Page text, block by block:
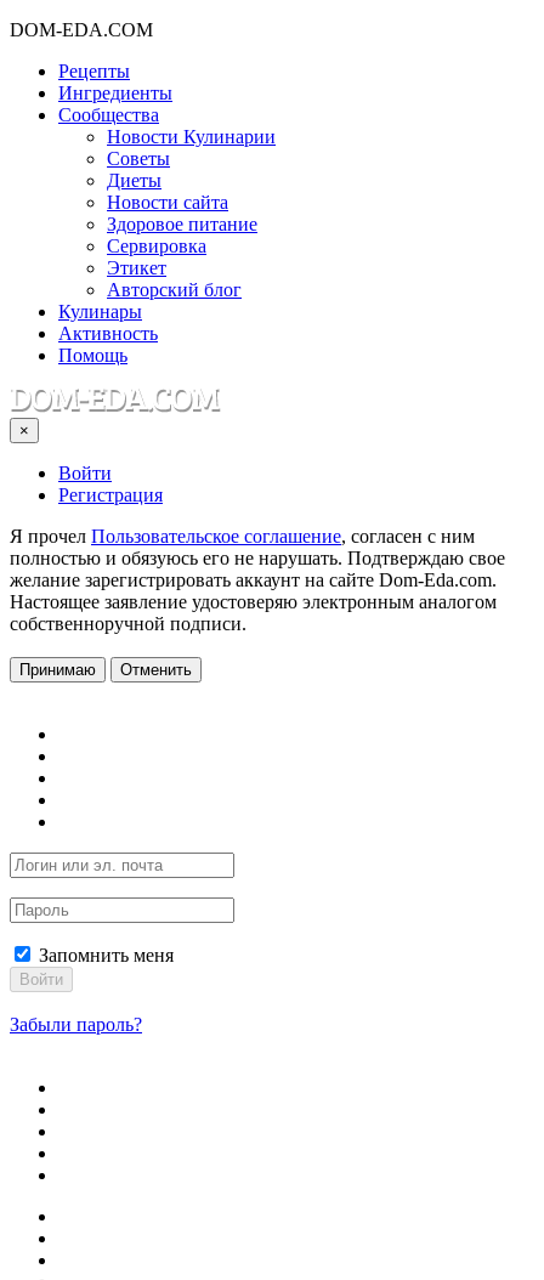
DOM-EDA.COM
Рецепты
Ингредиенты
Сообщества
Новости Кулинарии
Советы
Диеты
Новости сайта
Здоровое питание
Сервировка
Этикет
Авторский блог
Кулинары
Активность
Помощь
×
Войти
Регистрация
Я прочел Пользовательское соглашение, согласен с ним
полностью и обязуюсь его не нарушать. Подтверждаю свое
желание зарегистрировать аккаунт на сайте Dom-Eda.com.
Настоящее заявление удостоверяю электронным аналогом
собственноручной подписи.
Принимаю Отменить
Запомнить меня
Войти
Забыли пароль?